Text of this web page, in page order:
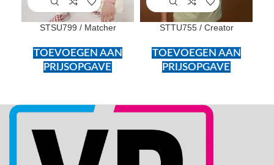
STSU799 / Matcher
TOEVOEGEN AAN
PRIJSOPGAVE
STTU755 / Creator
TOEVOEGEN AAN
PRIJSOPGAVE